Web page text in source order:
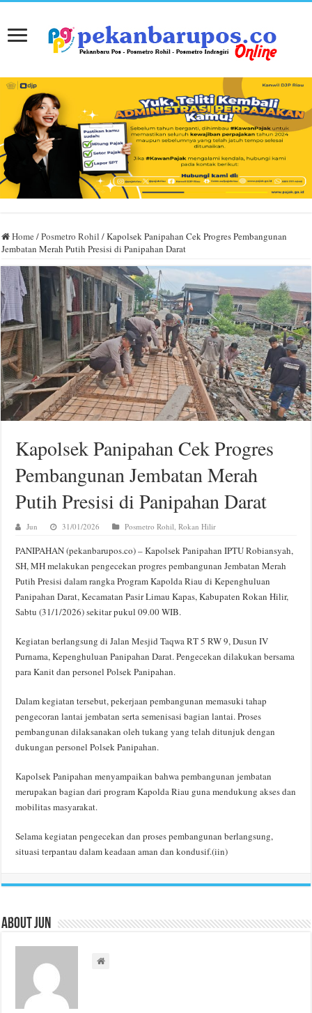
Home /Posmetro Rohil /Kapolsek Panipahan Cek Progres Pembangunan
Jembatan Merah Putih Presisi di Panipahan Darat
Kapolsek Panipahan Cek Progres
Pembangunan Jembatan Merah
Putih Presisi di Panipahan Darat
Jun 31/01/2026 Posmetro Rohil,Rokan Hilir
PANIPAHAN (pekanbarupos.co) – Kapolsek Panipahan IPTU Robiansyah,
SH, MH melakukan pengecekan progres pembangunan Jembatan Merah
Putih Presisi dalam rangka Program Kapolda Riau di Kepenghuluan
Panipahan Darat, Kecamatan Pasir Limau Kapas, Kabupaten Rokan Hilir,
Sabtu (31/1/2026) sekitar pukul 09.00 WIB.
Kegiatan berlangsung di Jalan Mesjid Taqwa RT 5 RW 9, Dusun IV
Purnama, Kepenghuluan Panipahan Darat. Pengecekan dilakukan bersama
para Kanit dan personel Polsek Panipahan.
Dalam kegiatan tersebut, pekerjaan pembangunan memasuki tahap
pengecoran lantai jembatan serta semenisasi bagian lantai. Proses
pembangunan dilaksanakan oleh tukang yang telah ditunjuk dengan
dukungan personel Polsek Panipahan.
Kapolsek Panipahan menyampaikan bahwa pembangunan jembatan
merupakan bagian dari program Kapolda Riau guna mendukung akses dan
mobilitas masyarakat.
Selama kegiatan pengecekan dan proses pembangunan berlangsung,
situasi terpantau dalam keadaan aman dan kondusif.(iin)
About Jun